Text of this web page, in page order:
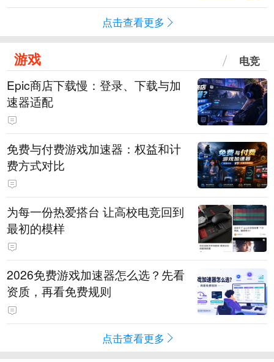
点击查看更多
游戏 电竞
Epic商店下载慢：登录、下载与加
速器适配
免费与付费游戏加速器：权益和计
费方式对比
为每一份热爱搭台 让高校电竞回到
最初的模样
2026免费游戏加速器怎么选？先看
资质，再看免费规则
点击查看更多